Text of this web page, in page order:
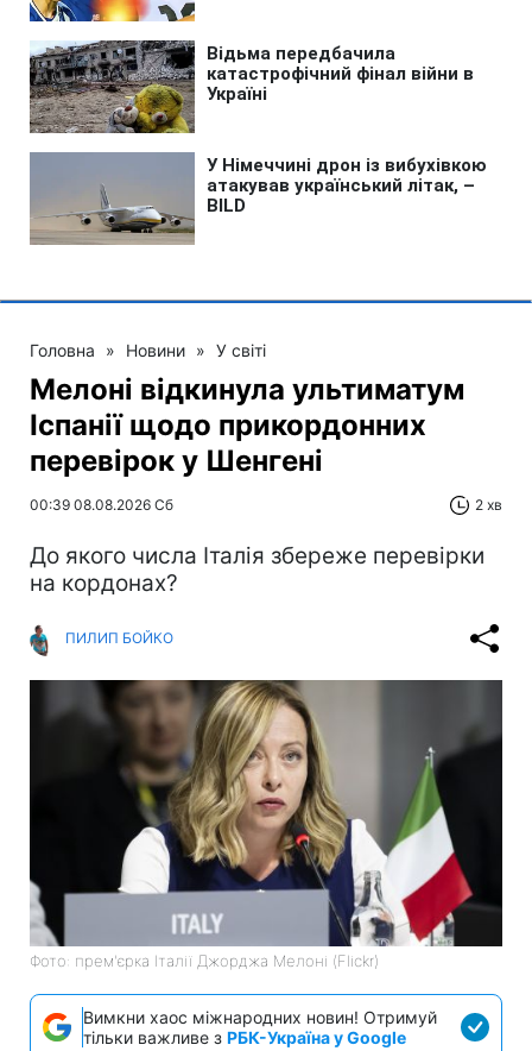
Головна » Новини » У світі
Мелоні відкинула ультиматум
Іспанії щодо прикордонних
перевірок у Шенгені
00:39 08.08.2026 Сб 2 хв
До якого числа Італія збереже перевірки
на кордонах?
ПИЛИП БОЙКО
Фото: прем'єрка Італії Джорджа Мелоні (Flickr)
Вимкни хаос міжнародних новин! Отримуй
тільки важливе з РБК-Україна у Google